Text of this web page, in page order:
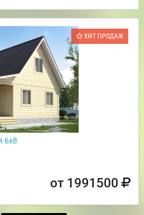
ХИТ ПРОДАЖ
6х8
от 1991500